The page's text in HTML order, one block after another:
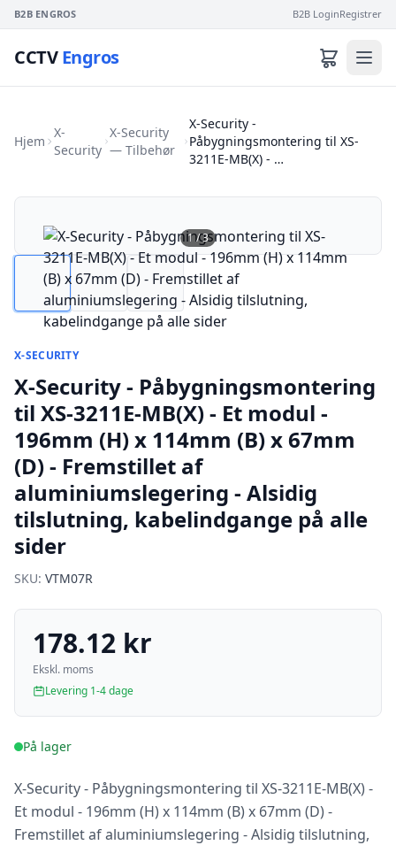
B2B ENGROS B2B LoginRegistrer
CCTVEngros
Hjem
X-
Security
X-Security
— Tilbehør
X-Security -
Påbygningsmontering til XS-
3211E-MB(X) - …
1/3
X-SECURITY
X-Security - Påbygningsmontering
til XS-3211E-MB(X) - Et modul -
196mm (H) x 114mm (B) x 67mm
(D) - Fremstillet af
aluminiumslegering - Alsidig
tilslutning, kabelindgange på alle
sider
SKU: VTM07R
178.12 kr
Ekskl. moms
Levering 1-4 dage
På lager
X-Security - Påbygningsmontering til XS-3211E-MB(X) -
Et modul - 196mm (H) x 114mm (B) x 67mm (D) -
Fremstillet af aluminiumslegering - Alsidig tilslutning,